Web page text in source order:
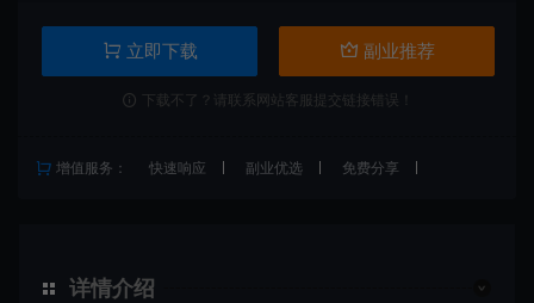
立即下载 副业推荐
下载不了？请联系网站客服提交链接错误！
增值服务： 快速响应 副业优选 免费分享
详情介绍